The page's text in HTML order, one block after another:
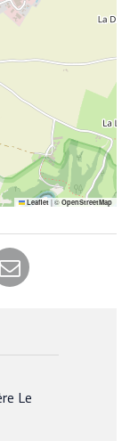
Leaflet |© OpenStreetMap
Le